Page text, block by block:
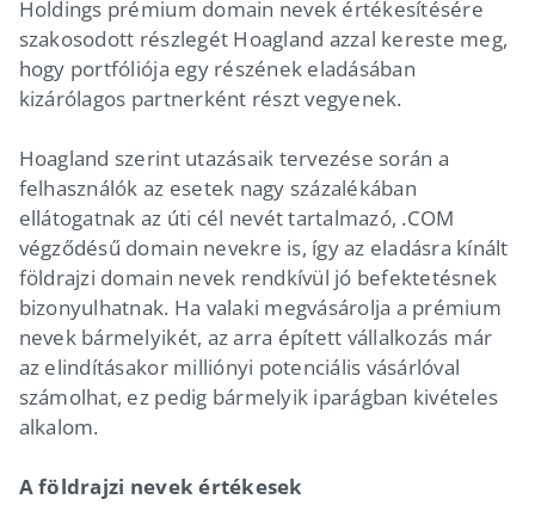
Holdings prémium domain nevek értékesítésére
szakosodott részlegét Hoagland azzal kereste meg,
hogy portfóliója egy részének eladásában
kizárólagos partnerként részt vegyenek.
Hoagland szerint utazásaik tervezése során a
felhasználók az esetek nagy százalékában
ellátogatnak az úti cél nevét tartalmazó, .COM
végződésű domain nevekre is, így az eladásra kínált
földrajzi domain nevek rendkívül jó befektetésnek
bizonyulhatnak. Ha valaki megvásárolja a prémium
nevek bármelyikét, az arra épített vállalkozás már
az elindításakor milliónyi potenciális vásárlóval
számolhat, ez pedig bármelyik iparágban kivételes
alkalom.
A földrajzi nevek értékesek